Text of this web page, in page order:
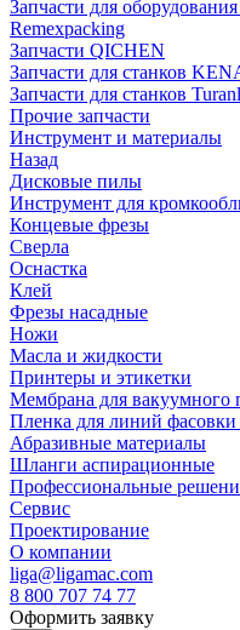
Запчасти для
Remexpacking
Запчасти QICHEN
Запчасти для станков
Запчасти для станков
Прочие запчасти
Инструмент и материалы
Назад
Дисковые пилы
Инструмент для
Концевые фрезы
Сверла
Оснастка
Клей
Фрезы насадные
Ножи
Масла и жидкости
Принтеры и этикетки
Мембрана для вакуумного
Пленка для линий
Абразивные материалы
Шланги аспирационные
Профессиональные
Сервис
Проектирование
О компании
liga@ligamac.com
8 800 707 74 77
Оформить заявку